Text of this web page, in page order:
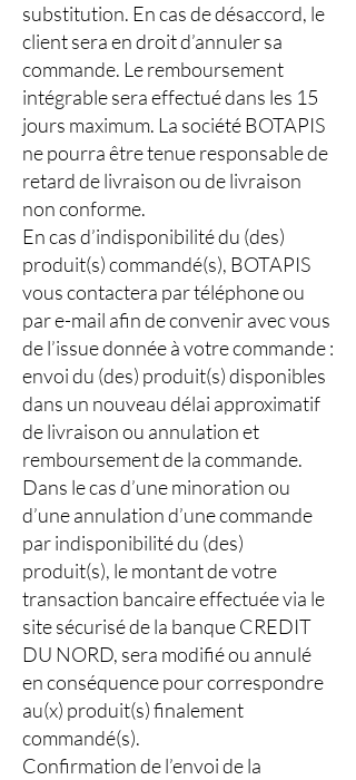
substitution. En cas de désaccord, le
client sera en droit d’annuler sa
commande. Le remboursement
intégrable sera effectué dans les 15
jours maximum. La société BOTAPIS
ne pourra être tenue responsable de
retard de livraison ou de livraison
non conforme.
En cas d’indisponibilité du (des)
produit(s) commandé(s), BOTAPIS
vous contactera par téléphone ou
par e-mail afin de convenir avec vous
de l’issue donnée à votre commande :
envoi du (des) produit(s) disponibles
dans un nouveau délai approximatif
de livraison ou annulation et
remboursement de la commande.
Dans le cas d’une minoration ou
d’une annulation d’une commande
par indisponibilité du (des)
produit(s), le montant de votre
transaction bancaire effectuée via le
site sécurisé de la banque CREDIT
DU NORD, sera modifié ou annulé
en conséquence pour correspondre
au(x) produit(s) finalement
commandé(s).
Confirmation de l’envoi de la